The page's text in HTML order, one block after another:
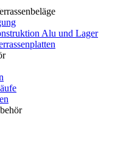
Alu und Lager